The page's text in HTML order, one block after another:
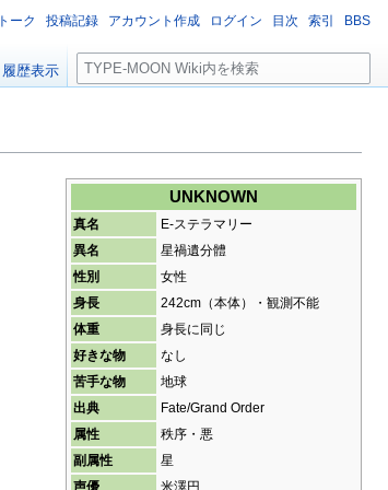
UNKNOWN
真名
E-ステラマリー
異名
星禍遺分體
性別
女性
身長
242cm（本体）・観測不能
体重
身長に同じ
好きな物
なし
苦手な物
地球
出典
Fate/Grand Order
属性
秩序・悪
副属性
星
声優
米澤円
トーク 投稿記録 アカウント作成 ログイン 目次 索引 BBS
履歴表示
検
索